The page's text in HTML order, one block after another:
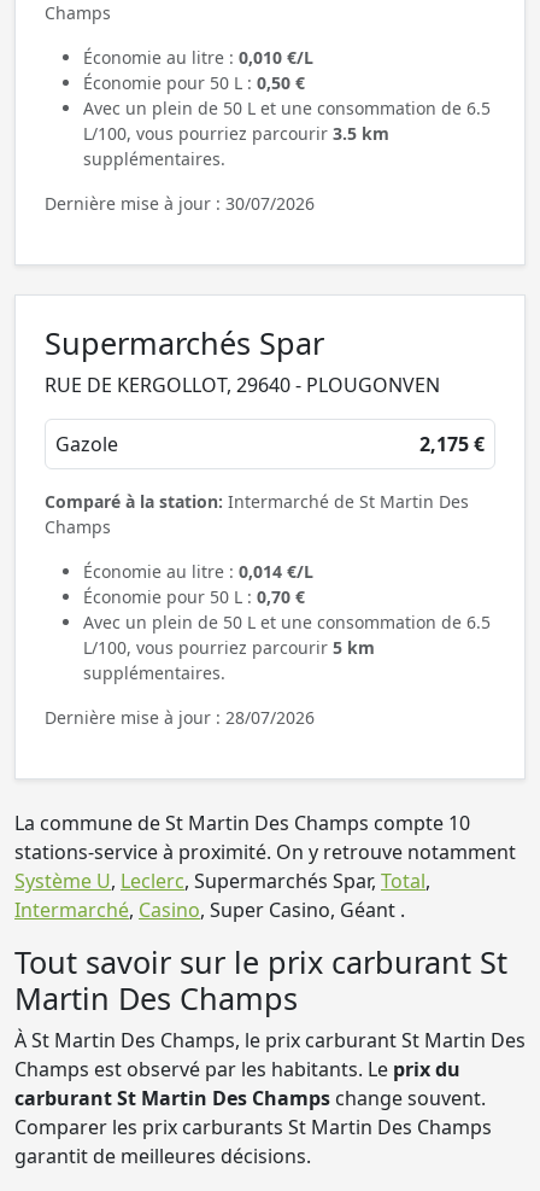
Champs
Économie au litre : 0,010 €/L
Économie pour 50 L : 0,50 €
Avec un plein de 50 L et une consommation de 6.5
L/100, vous pourriez parcourir 3.5 km
supplémentaires.
Dernière mise à jour : 30/07/2026
Supermarchés Spar
RUE DE KERGOLLOT, 29640 - PLOUGONVEN
Gazole 2,175 €
Comparé à la station: Intermarché de St Martin Des
Champs
Économie au litre : 0,014 €/L
Économie pour 50 L : 0,70 €
Avec un plein de 50 L et une consommation de 6.5
L/100, vous pourriez parcourir 5 km
supplémentaires.
Dernière mise à jour : 28/07/2026
La commune de St Martin Des Champs compte 10
stations-service à proximité. On y retrouve notamment
Système U, Leclerc, Supermarchés Spar, Total,
Intermarché, Casino, Super Casino, Géant .
Tout savoir sur le prix carburant St
Martin Des Champs
À St Martin Des Champs, le prix carburant St Martin Des
Champs est observé par les habitants. Le prix du
carburant St Martin Des Champs change souvent.
Comparer les prix carburants St Martin Des Champs
garantit de meilleures décisions.